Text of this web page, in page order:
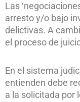
Las
arresto y/o bajo
delictivas. A
el proceso de
En el sistema
entienden debe
a la solicitada por